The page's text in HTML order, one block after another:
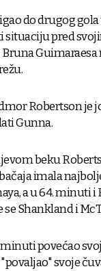
do drugog
situaciju pred
Robertson je
Gunna.
beku
imala
a u 64. minuti i
Shankland i
minuti povećao
svoje